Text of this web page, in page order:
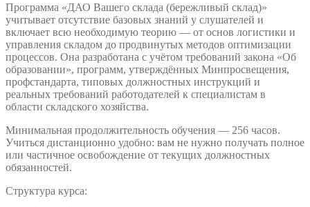
Программа «ДАО Вашего склада (бережливый склад)»
учитывает отсутствие базовых знаний у слушателей и
включает всю необходимую теорию — от основ логистики и
управления складом до продвинутых методов оптимизации
процессов. Она разработана с учётом требований закона «Об
образовании», программ, утверждённых Минпросвещения,
профстандарта, типовых должностных инструкций и
реальных требований работодателей к специалистам в
области складского хозяйства.
Минимальная продолжительность обучения — 256 часов.
Учиться дистанционно удобно: вам не нужно получать полное
или частичное освобождение от текущих должностных
обязанностей.
Структура курса: